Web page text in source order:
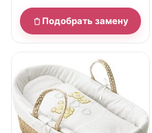
Подобрать замену
нет в продаже